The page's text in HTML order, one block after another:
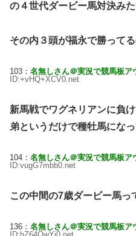
の４世代ダービー馬対決みた
その内３頭が福永で勝って
103： 名無しさん＠実況で競馬板ア
ID:+vHQ+XCV0.net
新馬戦でワグネリアンに負
弟というだけで種牡馬にな
104： 名無しさん＠実況で競馬板ア
ID:vugG7mbb0.net
この中間の7歳ダービー馬っ
136： 名無しさん＠実況で競馬板ア